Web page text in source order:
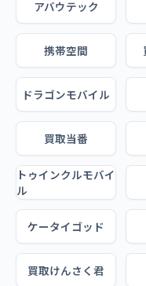
アバウテック
携帯空間
ドラゴンモバイル
買取当番
トゥインクルモバイ
ル
ケータイゴッド
買取けんさく君